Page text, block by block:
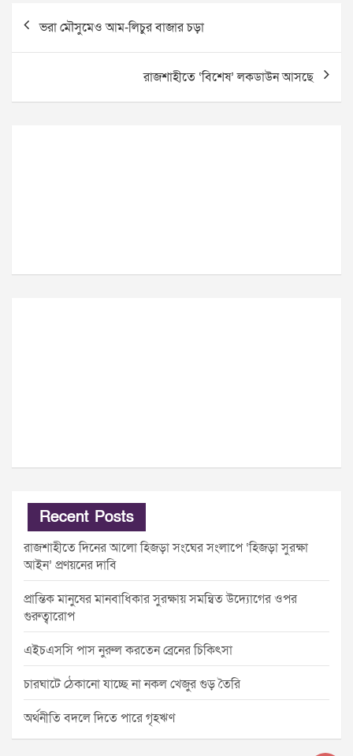
Post
navigation
ভরা মৌসুমেও আম-লিচুর বাজার চড়া
রাজশাহীতে ‘বিশেষ’ লকডাউন আসছে
Recent Posts
রাজশাহীতে দিনের আলো হিজড়া সংঘের সংলাপে ‘হিজড়া সুরক্ষা
আইন’ প্রণয়নের দাবি
প্রান্তিক মানুষের মানবাধিকার সুরক্ষায় সমন্বিত উদ্যোগের ওপর
গুরুত্বারোপ
এইচএসসি পাস নুরুল করতেন ব্রেনের চিকিৎসা
চারঘাটে ঠেকানো যাচ্ছে না নকল খেজুর গুড় তৈরি
অর্থনীতি বদলে দিতে পারে গৃহঋণ